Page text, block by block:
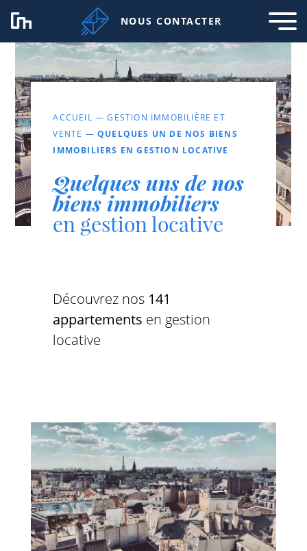
NOUS CONTACTER
ACCUEIL —GESTION IMMOBILIÈRE ET
VENTE — QUELQUES UN DE NOS BIENS
IMMOBILIERS EN GESTION LOCATIVE
Quelques uns de nos
biens immobiliers
en gestion locative
Découvrez nos 141
appartements en gestion
locative